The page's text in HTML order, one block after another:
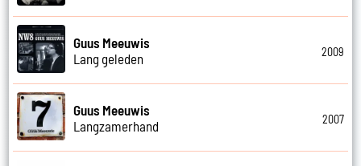
Guus Meeuwis
Lang geleden
2009
Guus Meeuwis
Langzamerhand
2007